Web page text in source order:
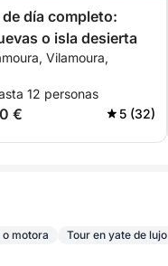
día completo:
o isla desierta
Vilamoura,
12 personas
€ 5 (32)
o motora Tour en yate de lujo